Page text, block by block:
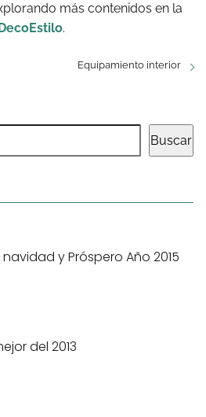
más contenidos en la
.
Equipamiento interior
Buscar
navidad y Próspero Año 2015
del 2013